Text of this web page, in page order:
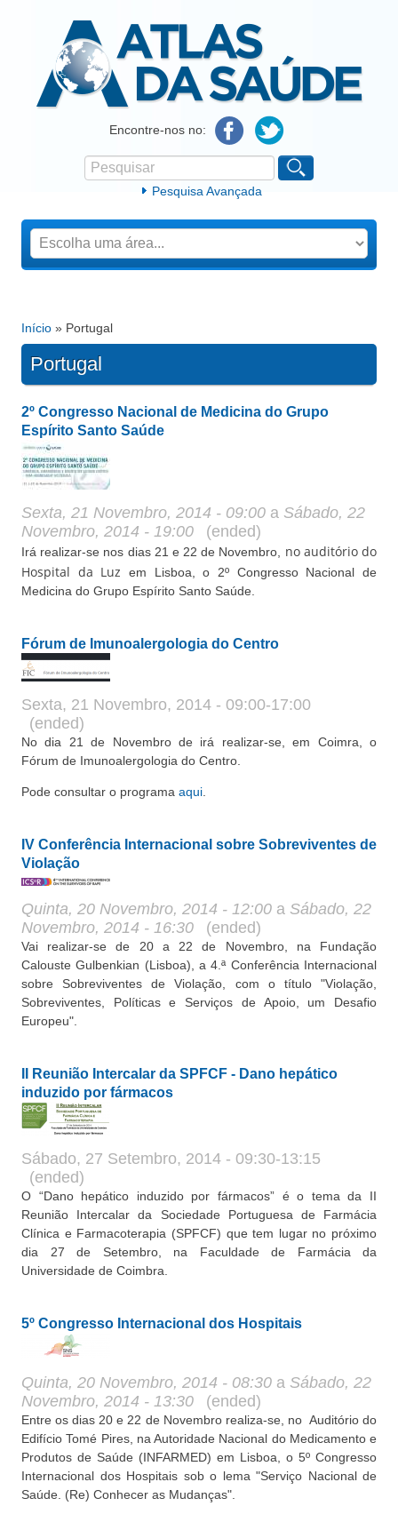
Atlas da SaúdeEncontre-nos no:
Formulário de procura
Pesquisar
Pesquisa Avançada
Está aqui
Início » Portugal
Portugal
2º Congresso Nacional de Medicina do Grupo
Espírito Santo Saúde
Sexta, 21 Novembro, 2014 - 09:00 a Sábado, 22
Novembro, 2014 - 19:00
(ended)
Irá realizar-se nos dias 21 e 22 de Novembro, no auditório do
Hospital da Luz em Lisboa, o 2º Congresso Nacional de
Medicina do Grupo Espírito Santo Saúde.
Fórum de Imunoalergologia do Centro
Sexta, 21 Novembro, 2014 - 09:00-17:00
(ended)
No dia 21 de Novembro de irá realizar-se, em Coimra, o
Fórum de Imunoalergologia do Centro.
Pode consultar o programa aqui
IV Conferência Internacional sobre Sobreviventes de
Violação
Quinta, 20 Novembro, 2014 - 12:00 a Sábado, 22
Novembro, 2014 - 16:30
(ended)
Vai realizar-se de 20 a 22 de Novembro, na Fundação
Calouste Gulbenkian (Lisboa), a 4.ª Conferência Internacional
sobre Sobreviventes de Violação, com o título "Violação,
Sobreviventes, Políticas e Serviços de Apoio, um Desafio
Europeu".
II Reunião Intercalar da SPFCF - Dano hepático
induzido por fármacos
Sábado, 27 Setembro, 2014 - 09:30-13:15
(ended)
O “Dano hepático induzido por fármacos” é o tema da II
Reunião Intercalar da Sociedade Portuguesa de Farmácia
Clínica e Farmacoterapia (SPFCF) que tem lugar no próximo
dia 27 de Setembro, na Faculdade de Farmácia da
Universidade de Coimbra.
5º Congresso Internacional dos Hospitais
Quinta, 20 Novembro, 2014 - 08:30 a Sábado, 22
Novembro, 2014 - 13:30
(ended)
Entre os dias 20 e 22 de Novembro realiza-se, no Auditório do
Edifício Tomé Pires, na Autoridade Nacional do Medicamento e
Produtos de Saúde (INFARMED) em Lisboa, o 5º Congresso
Internacional dos Hospitais sob o lema "Serviço Nacional de
Saúde. (Re) Conhecer as Mudanças".